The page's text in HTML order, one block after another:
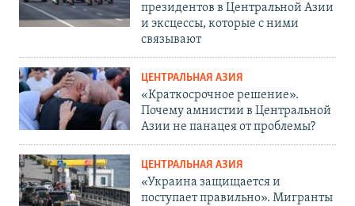
президентов в Центральной Азии
и эксцессы, которые с ними
связывают
ЦЕНТРАЛЬНАЯ АЗИЯ
«Краткосрочное решение».
Почему амнистии в Центральной
Азии не панацея от проблемы?
ЦЕНТРАЛЬНАЯ АЗИЯ
«Украина защищается и
поступает правильно». Мигранты